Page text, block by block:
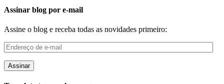
Assinar blog por e-mail
Assine o blog e receba todas as novidades primeiro:
Endereço
de
e-
mail